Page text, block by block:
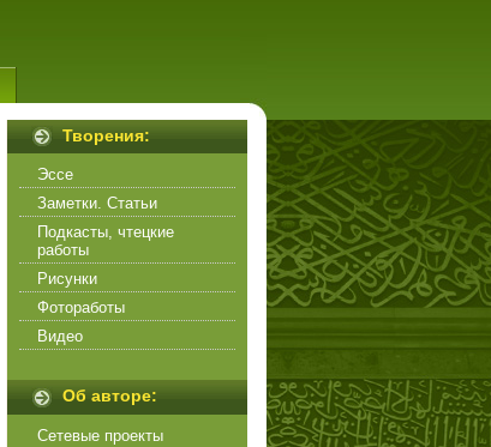
Творения:
Эссе
Заметки. Статьи
Подкасты, чтецкие
работы
Рисунки
Фотоработы
Видео
Об авторе:
Сетевые проекты